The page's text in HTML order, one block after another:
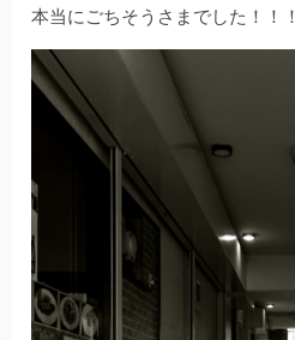
本当にごちそうさまでした！！！